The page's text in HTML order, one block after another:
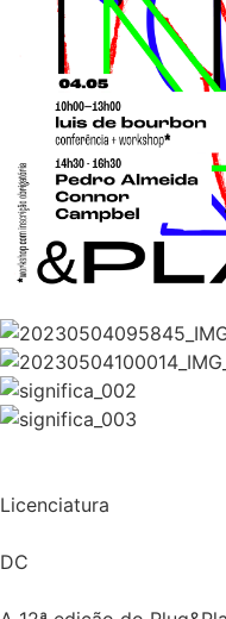
Licenciatura
DC